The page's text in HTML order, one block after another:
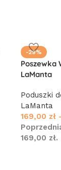
-29%
Poszewka
LaManta
Poduszki
LaManta
169,00 zł
169,00 zł.